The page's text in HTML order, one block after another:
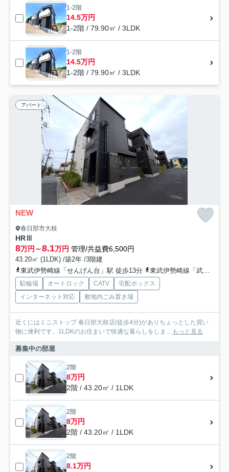
1-2階
14.5万円
1-2階 / 79.90㎡ / 3LDK
1-2階
14.5万円
1-2階 / 79.90㎡ / 3LDK
アパート
NEW
春日部市大枝
HRⅢ
8万円～8.1万円 管理/共益費6,500円
43.20㎡ (1LDK) /築2年 /3階建
東武伊勢崎線「せんげん台」駅 徒歩13分
東武伊勢崎線「武里」駅 徒歩16分
駐輪場 オートロック CATV
宅配ボックス
インターネット対応
敷地内ごみ置き場
近くにはミニストップ 春日部大枝店(徒歩4分)がありちょっとした買い
物に便利です。1LDKのお住まいで快適な暮らしをしま... もっと見る
募集中の部屋
2階
8万円
2階 / 43.20㎡ / 1LDK
2階
8万円
2階 / 43.20㎡ / 1LDK
2階
8.1万円